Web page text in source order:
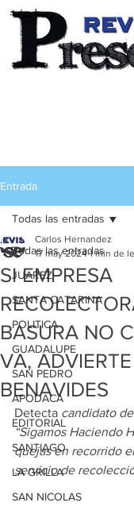
Entrada
Todas las entradas
JUAREZ
SANTA CATARINA
POLITICA
GUADALUPE
SAN PEDRO
APODACA
EDITORIAL
SANTIAGO
LA GRILLA
SAN NICOLAS
Todas las entradas
SI EMPRESA
BASURA NO
VA,
BENAVIDES
Carlos Hernandez
17 may 2024 1 min de
Detecta candidato
“Sigamos Haciendo
quejas en recorrido
servicio de